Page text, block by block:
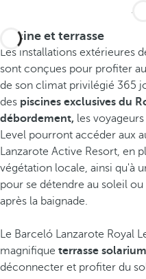
Piscine et terrasse
Les installations extérieures
sont conçues pour profiter
de son climat privilégié 365
des piscines exclusives du
débordement, les
Level pourront accéder aux
Lanzarote Active Resort, en
végétation locale, ainsi qu'à
pour se détendre au soleil
après la baignade.
Le Barceló Lanzarote Royal
magnifique terrasse solarium
déconnecter et profiter du